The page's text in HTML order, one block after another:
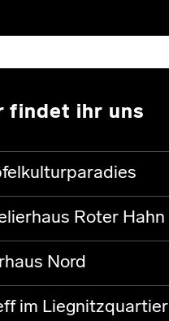
findet ihr uns
Roter Hahn
Nord
im Liegnitzquartier